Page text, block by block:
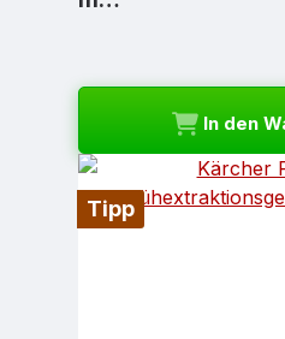
In den
Tipp